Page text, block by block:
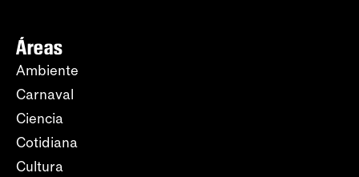
Áreas
Ambiente
Carnaval
Ciencia
Cotidiana
Cultura